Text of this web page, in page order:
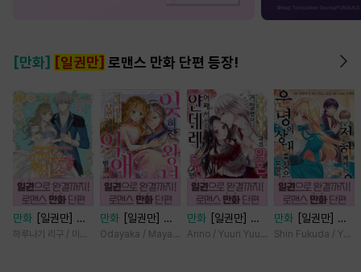
[만화] [일권만] 로맨스 만화 단편 등장!
만화
[일권만] 제
약혼은 취소되었습
하루나기 리구 / 미즈메
만화
[일권만] 잊
혀진 왕녀지만 정
Odayaka / Maya Koike
만화
[일권만] 왕
태자님과의 약혼을
Anno / Yuuri Yuudachi
만화
[일권만] 전
하께서는 오늘도
Shin Fukuda / Yoko